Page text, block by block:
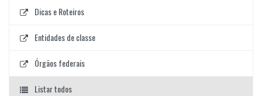
Dicas e Roteiros
Entidades de classe
Órgãos federais
Listar todos